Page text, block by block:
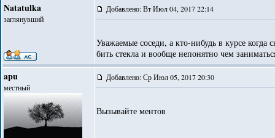
Natatulka
заглянувший
Добавлено: Вт Июл 04, 2017 22:14
Уважаемые соседи, а кто-нибудь в курсе
бить стекла и вообще непонятно чем
apu
местный
Добавлено: Ср Июл 05, 2017 20:30
Вызывайте ментов